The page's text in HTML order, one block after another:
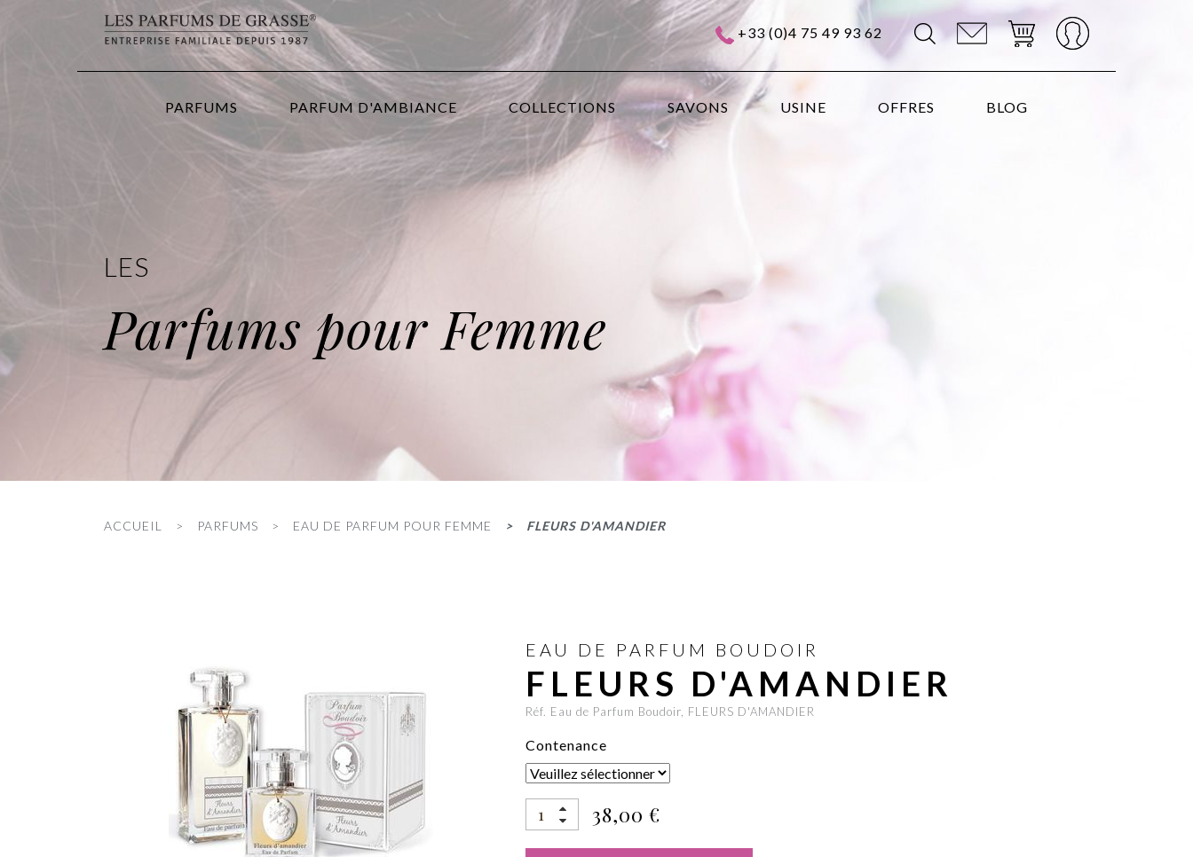
+33 (0)4 75 49 93 62
PARFUMS PARFUM D'AMBIANCE COLLECTIONS SAVONS USINE OFFRES BLOG
LES
Parfums pour Femme
ACCUEIL PARFUMS EAU DE PARFUM POUR FEMME FLEURS D'AMANDIER
EAU DE PARFUM BOUDOIR
FLEURS D'AMANDIER
Réf. Eau de Parfum Boudoir, FLEURS D'AMANDIER
Contenance
38,00 €